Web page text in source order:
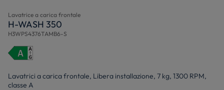
Lavatrice a carica frontale
H-WASH 350
H3WPS4376TAMB6-S
Lavatrici a carica frontale, Libera installazione, 7 kg, 1300 RPM,
classe A